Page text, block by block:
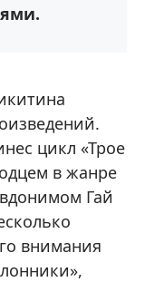
цикл «Трое
в жанре
Гай
внимания